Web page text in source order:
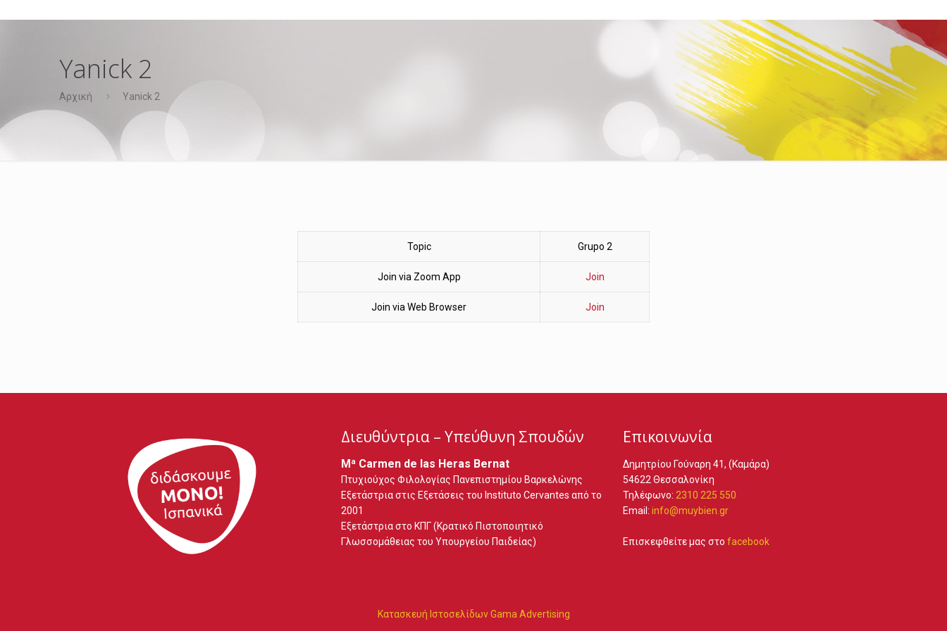
Yanick 2
Αρχική Yanick 2
Topic Grupo 2
Join via Zoom App Join
Join via Web Browser Join
Διευθύντρια – Υπεύθυνη Σπουδών
Mª Carmen de las Heras Bernat
Πτυχιούχος Φιλολογίας Πανεπιστημίου Βαρκελώνης
Εξετάστρια στις Εξετάσεις του Instituto Cervantes από το
2001
Εξετάστρια στο ΚΠΓ (Κρατικό Πιστοποιητικό
Γλωσσομάθειας του Υπουργείου Παιδείας)
Επικοινωνία
Δημητρίου Γούναρη 41, (Καμάρα)
54622 Θεσσαλονίκη
Τηλέφωνο: 2310 225 550
Email: info@muybien.gr
Επισκεφθείτε μας στο facebook
Κατασκευή ΙστοσελίδωνGama Advertising